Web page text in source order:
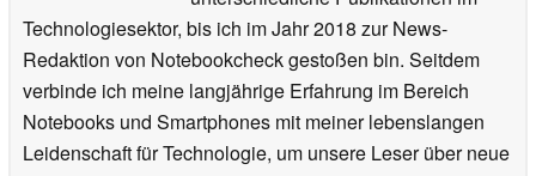
Technologiesektor, bis ich im Jahr 2018 zur News-
Redaktion von Notebookcheck gestoßen bin. Seitdem
verbinde ich meine langjährige Erfahrung im Bereich
Notebooks und Smartphones mit meiner lebenslangen
Leidenschaft für Technologie, um unsere Leser über neue